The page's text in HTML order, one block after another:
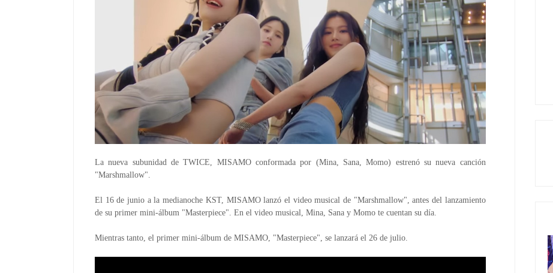
La nueva subunidad de TWICE, MISAMO conformada por (Mina, Sana, Momo) estrenó su nueva canción
"Marshmallow".
El 16 de junio a la medianoche KST, MISAMO lanzó el video musical de "Marshmallow", antes del lanzamiento
de su primer mini-álbum "Masterpiece". En el video musical, Mina, Sana y Momo te cuentan su día.
Mientras tanto, el primer mini-álbum de MISAMO, "Masterpiece", se lanzará el 26 de julio.